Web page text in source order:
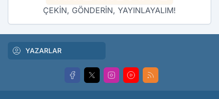
ÇEKİN, GÖNDERİN, YAYINLAYALIM!
YAZARLAR